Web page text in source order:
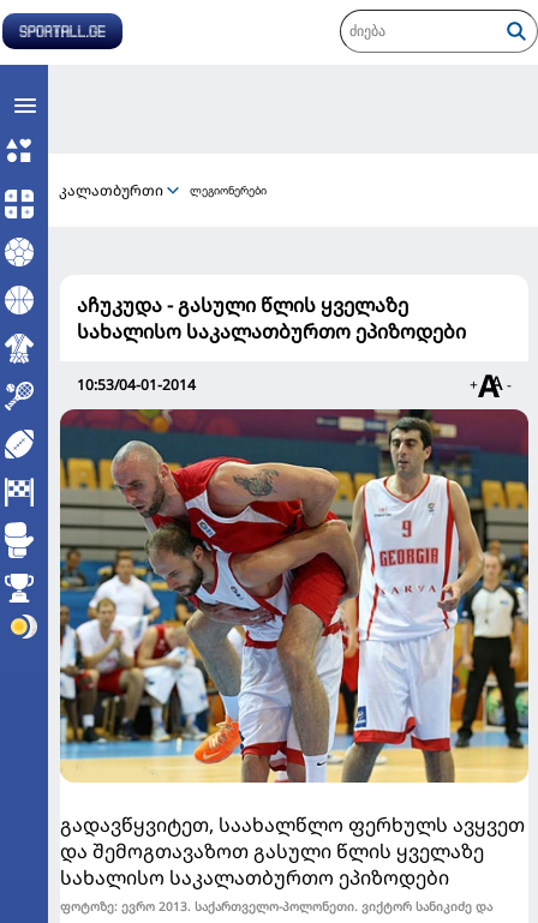
კალათბურთი ლეგიონერები
აჩუკუდა - გასული წლის ყველაზე
სახალისო საკალათბურთო ეპიზოდები
10:53/04-01-2014 + -
გადავწყვიტეთ, საახალწლო ფერხულს ავყვეთ
და შემოგთავაზოთ გასული წლის ყველაზე
სახალისო საკალათბურთო ეპიზოდები
ფოტოზე: ევრო 2013. საქართველო-პოლონეთი. ვიქტორ სანიკიძე და